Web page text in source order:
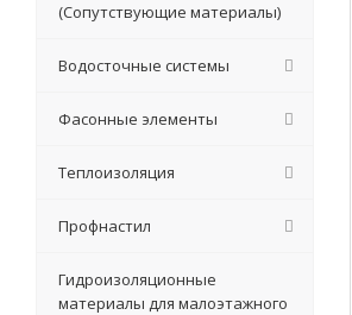
(Сопутствующие материалы)
Водосточные системы
Фасонные элементы
Теплоизоляция
Профнастил
Гидроизоляционные
материалы для малоэтажного